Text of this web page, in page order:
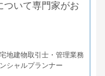
いて専門家がお
地建物取引士・管理業務
シャルプランナー